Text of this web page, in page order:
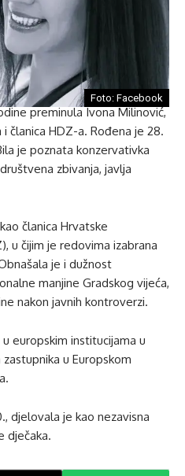
Foto: Facebook
preminula Ivona Milinović,
članica HDZ-a. Rođena je 28.
je poznata konzervativka
zbivanja, javlja
članica Hrvatske
u čijim je redovima izabrana
je i dužnost
manjine Gradskog vijeća,
nakon javnih kontroverzi.
europskim institucijama u
u Europskom
djelovala je kao nezavisna
dječaka.